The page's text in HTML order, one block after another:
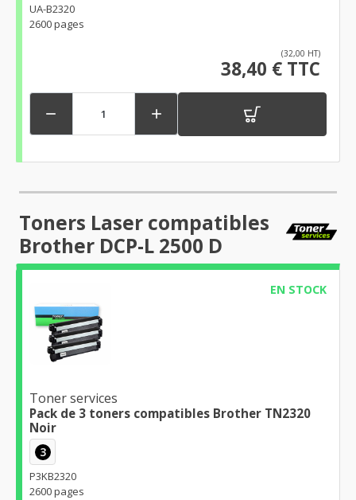
UA-B2320
2600 pages
(32,00 HT)
38,40 € TTC
 
Toners Laser compatibles
Brother DCP-L 2500 D
EN STOCK
Toner services
Pack de 3 toners compatibles Brother TN2320
Noir
3
P3KB2320
2600 pages